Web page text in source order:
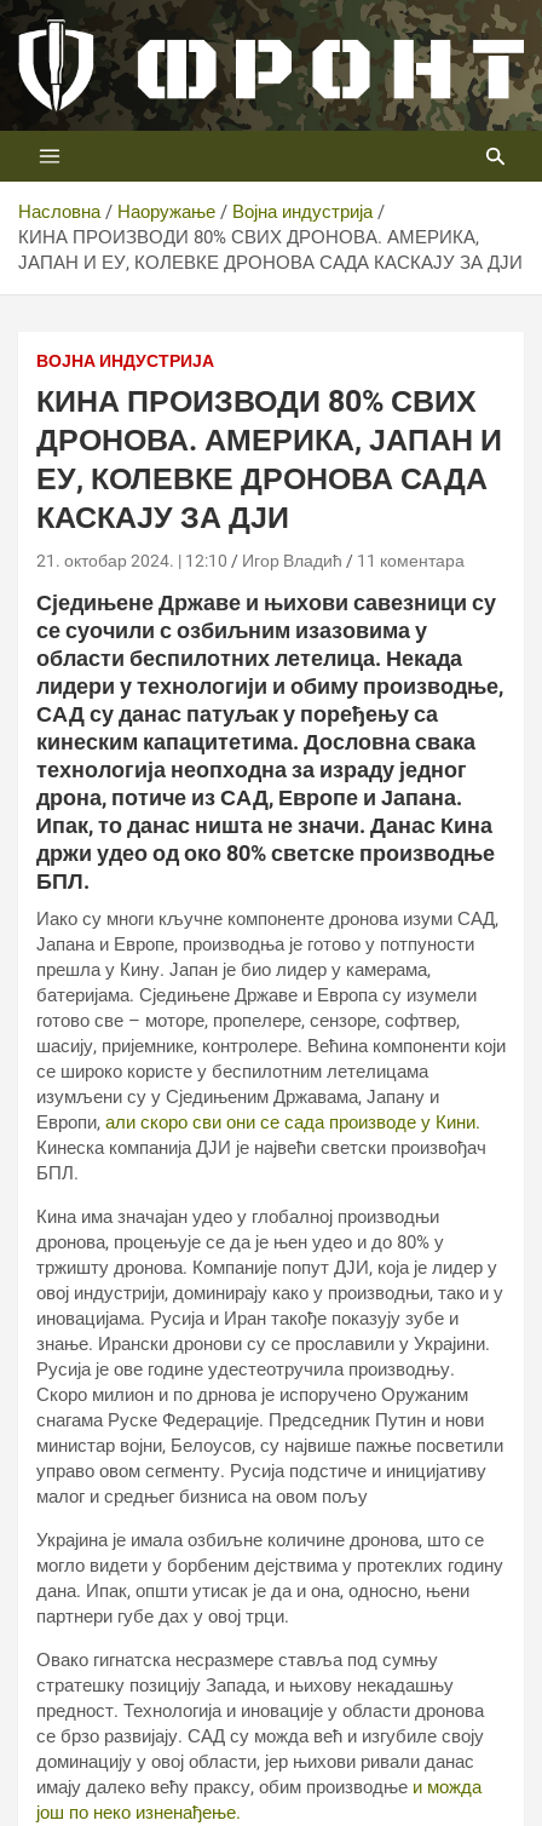
Скип
цонтент
Телевизија ФРОНТ
Први војни канал у Србији
Насловна Наоружање
Војна индустрија
КИНА ПРОИЗВОДИ 80% СВИХ ДРОНОВА. АМЕРИКА,
ЈАПАН И ЕУ, КОЛЕВКЕ ДРОНОВА САДА КАСКАЈУ ЗА ДЈИ
ВОЈНА ИНДУСТРИЈА
КИНА ПРОИЗВОДИ 80% СВИХ
ДРОНОВА. АМЕРИКА, ЈАПАН И
ЕУ, КОЛЕВКЕ ДРОНОВА САДА
КАСКАЈУ ЗА ДЈИ
21. октобар 2024. | 12:10 Игор Владић 11 коментара
Сједињене Државе и њихови савезници су
се суочили с озбиљним изазовима у
области беспилотних летелица. Некада
лидери у технологији и обиму производње,
САД су данас патуљак у поређењу са
кинеским капацитетима. Дословна свака
технологија неопходна за израду једног
дрона, потиче из САД, Европе и Јапана.
Ипак, то данас ништа не значи. Данас Кина
држи удео од око 80% светске производње
БПЛ.
Иако су многи кључне компоненте дронова изуми САД,
Јапана и Европе, производња је готово у потпуности
прешла у Кину. Јапан је био лидер у камерама,
батеријама. Сједињене Државе и Европа су изумели
готово све – моторе, пропелере, сензоре, софтвер,
шасију, пријемнике, контролере. Већина компоненти који
се широко користе у беспилотним летелицама
изумљени су у Сједињеним Државама, Јапану и
Европи, али скоро сви они се сада производе у Кини.
Кинеска компанија ДЈИ је највећи светски произвођач
БПЛ.
Кина има значајан удео у глобалној производњи
дронова, процењује се да је њен удео и до 80% у
тржишту дронова. Компаније попут ДЈИ, која је лидер у
овој индустрији, доминирају како у производњи, тако и у
иновацијама. Русија и Иран такође показују зубе и
знање. Ирански дронови су се прославили у Украјини.
Русија је ове године удестеотручила производњу.
Скоро милион и по дрнова је испоручено Оружаним
снагама Руске Федерације. Председник Путин и нови
министар војни, Белоусов, су највише пажње посветили
управо овом сегменту. Русија подстиче и иницијативу
малог и средњег бизниса на овом пољу
Украјина је имала озбиљне количине дронова, што се
могло видети у борбеним дејствима у протеклих годину
дана. Ипак, општи утисак је да и она, односно, њени
партнери губе дах у овој трци.
Овако гигнатска несразмере ставља под сумњу
стратешку позицију Запада, и њихову некадашњу
предност. Технологија и иновације у области дронова
се брзо развијају. САД су можда већ и изгубиле своју
доминацију у овој области, јер њихови ривали данас
имају далеко већу праксу, обим производње и можда
још по неко изненађење.